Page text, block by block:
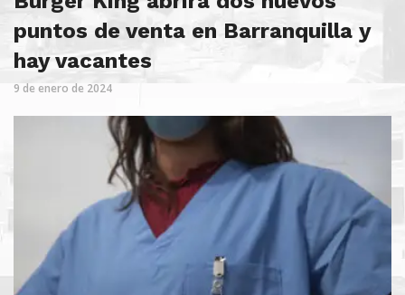
puntos de venta en Barranquilla y
hay vacantes
9 de enero de 2024